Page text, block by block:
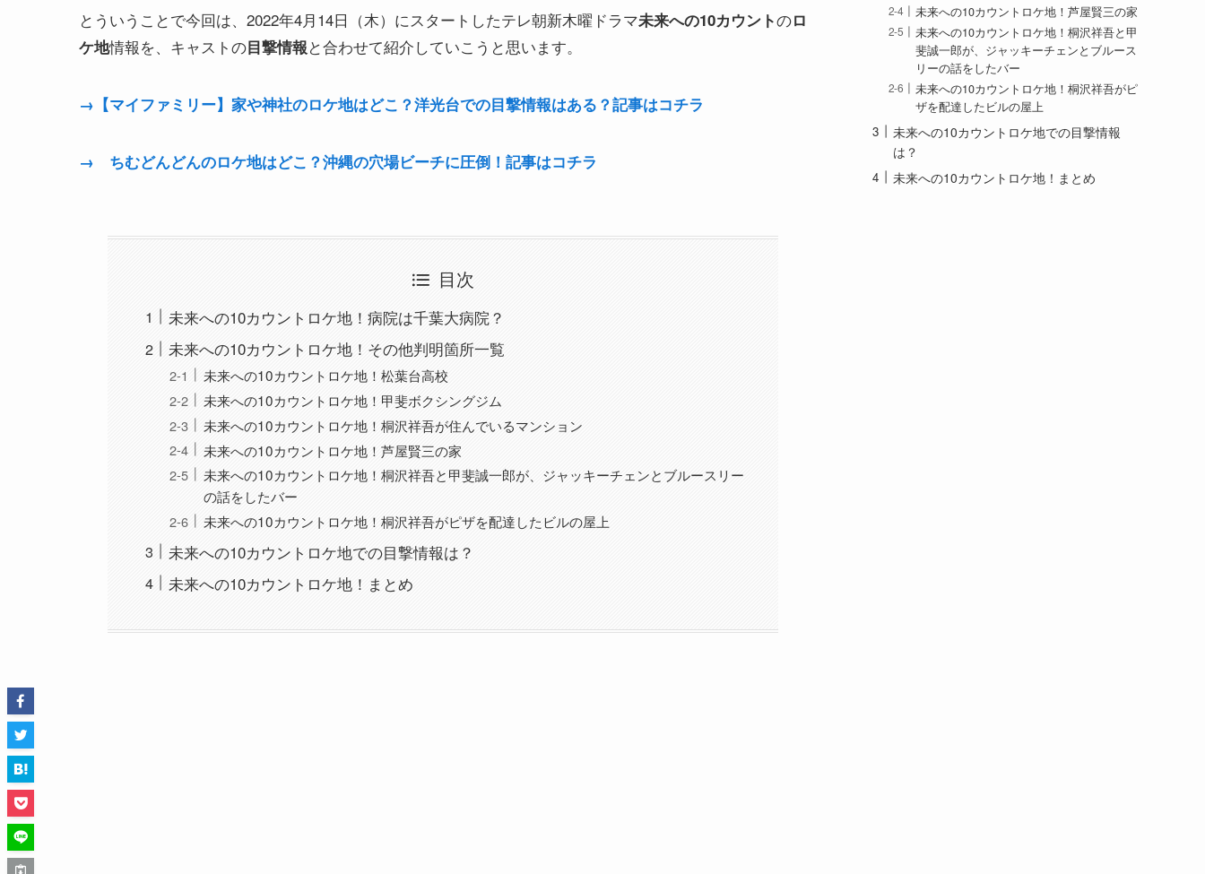
とういうことで今回は、2022年4月14日（木）にスタートしたテレ朝新木曜ドラマ未来への10カウントのロ
ケ地情報を、キャストの目撃情報と合わせて紹介していこうと思います。
→【マイファミリー】家や神社のロケ地はどこ？洋光台での目撃情報はある？記事はコチラ
→ ちむどんどんのロケ地はどこ？沖縄の穴場ビーチに圧倒！記事はコチラ
目次
未来への10カウントロケ地！病院は千葉大病院？
未来への10カウントロケ地！その他判明箇所一覧
未来への10カウントロケ地！松葉台高校
未来への10カウントロケ地！甲斐ボクシングジム
未来への10カウントロケ地！桐沢祥吾が住んでいるマンション
未来への10カウントロケ地！芦屋賢三の家
未来への10カウントロケ地！桐沢祥吾と甲斐誠一郎が、ジャッキーチェンとブルースリー
の話をしたバー
未来への10カウントロケ地！桐沢祥吾がピザを配達したビルの屋上
未来への10カウントロケ地での目撃情報は？
未来への10カウントロケ地！まとめ
未来への10カウントロケ地！芦屋賢三の家
未来への10カウントロケ地！桐沢祥吾と甲
斐誠一郎が、ジャッキーチェンとブルース
リーの話をしたバー
未来への10カウントロケ地！桐沢祥吾がピ
ザを配達したビルの屋上
未来への10カウントロケ地での目撃情報
は？
未来への10カウントロケ地！まとめ